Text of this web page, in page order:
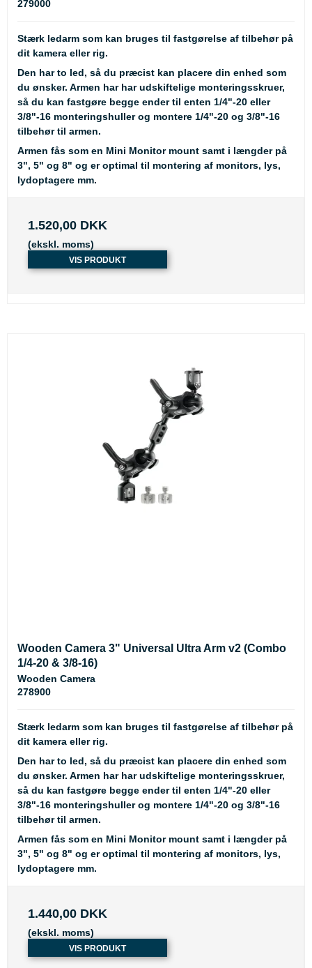
279000
Stærk ledarm som kan bruges til fastgørelse af tilbehør på
dit kamera eller rig.
Den har to led, så du præcist kan placere din enhed som
du ønsker. Armen har har udskiftelige monteringsskruer,
så du kan fastgøre begge ender til enten 1/4"-20 eller
3/8"-16 monteringshuller og montere 1/4"-20 og 3/8"-16
tilbehør til armen.
Armen fås som en Mini Monitor mount samt i længder på
3", 5" og 8" og er optimal til montering af monitors, lys,
lydoptagere mm.
1.520,00 DKK
(ekskl. moms)
VIS PRODUKT
Wooden Camera 3" Universal Ultra Arm v2 (Combo
1/4-20 & 3/8-16)
Wooden Camera
278900
Stærk ledarm som kan bruges til fastgørelse af tilbehør på
dit kamera eller rig.
Den har to led, så du præcist kan placere din enhed som
du ønsker. Armen har har udskiftelige monteringsskruer,
så du kan fastgøre begge ender til enten 1/4"-20 eller
3/8"-16 monteringshuller og montere 1/4"-20 og 3/8"-16
tilbehør til armen.
Armen fås som en Mini Monitor mount samt i længder på
3", 5" og 8" og er optimal til montering af monitors, lys,
lydoptagere mm.
1.440,00 DKK
(ekskl. moms)
VIS PRODUKT